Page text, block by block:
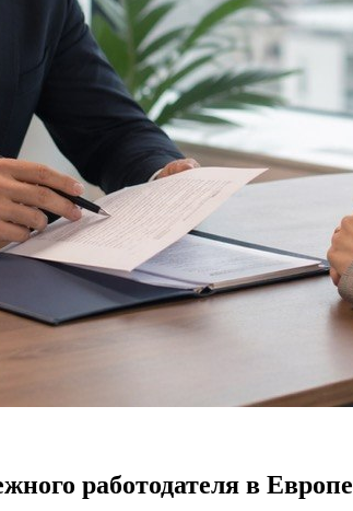
работодателя в Европе